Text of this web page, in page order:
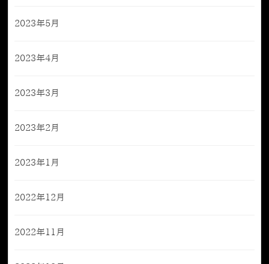
2023年5月
2023年4月
2023年3月
2023年2月
2023年1月
2022年12月
2022年11月